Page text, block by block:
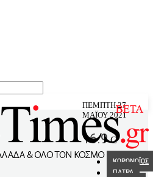
ΠΈΜΠΤΗ 27
ΜΑΪ́ΟΥ 2021
16.9 C
ΚΟΡΩΝΟΪΟΣ
ΠΑΤΡΑ